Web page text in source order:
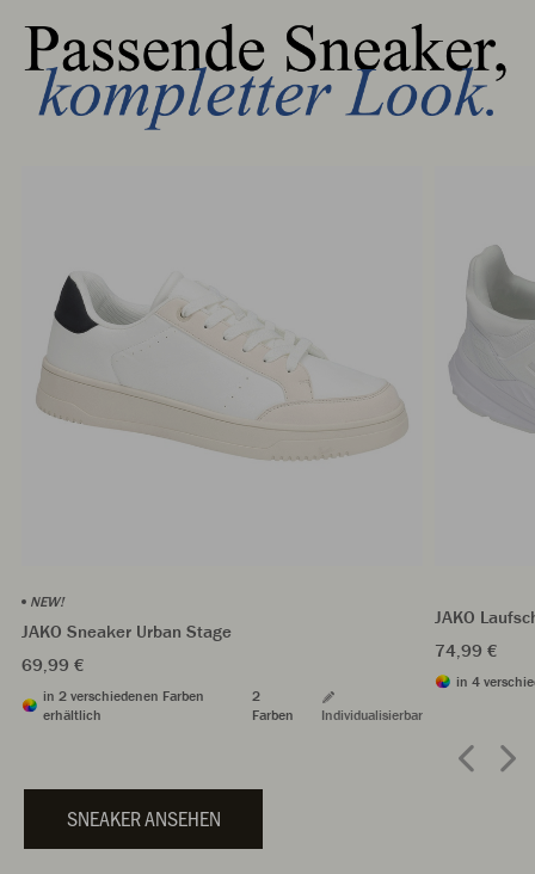
NEW!
JAKO Sneaker Urban Stage
69,99 €
in 2 verschiedenen Farben
erhältlich
2
Farben
Individualisierbar
JAKO
74,99 €
in 4
SNEAKER ANSEHEN